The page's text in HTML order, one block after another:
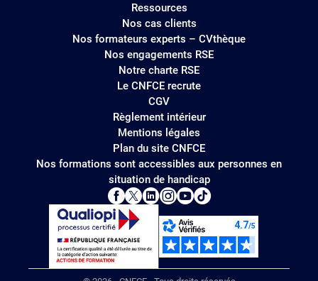
Ressources
Nos cas clients
Nos formateurs experts – CVthèque
Nos engagements RSE
Notre charte RSE
Le CNFCE recrute
CGV
Règlement intérieur
Mentions légales
Plan du site CNFCE
Nos formations sont accessibles aux personnes en
situation de handicap